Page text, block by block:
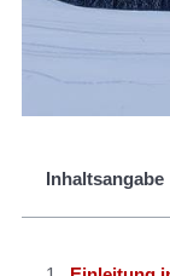
Inhaltsangabe